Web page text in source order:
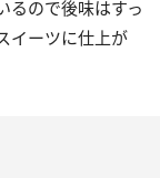
るので後味はすっ
イーツに仕上が